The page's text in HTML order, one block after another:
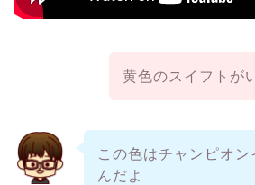
黄色のスイフトが
この色はチャンピオン
んだよ